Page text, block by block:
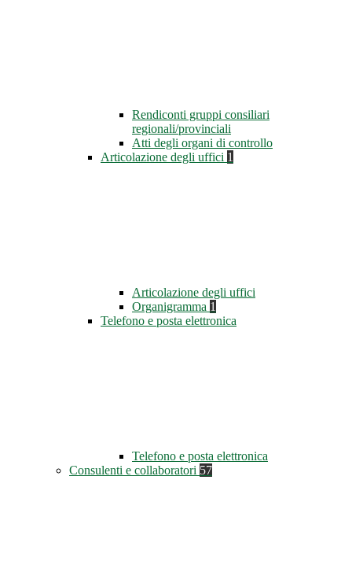
Rendiconti gruppi consiliari
regionali/provinciali
Atti degli organi di controllo
Articolazione degli uffici 1
Articolazione degli uffici
Organigramma 1
Telefono e posta elettronica
Telefono e posta elettronica
Consulenti e collaboratori 57